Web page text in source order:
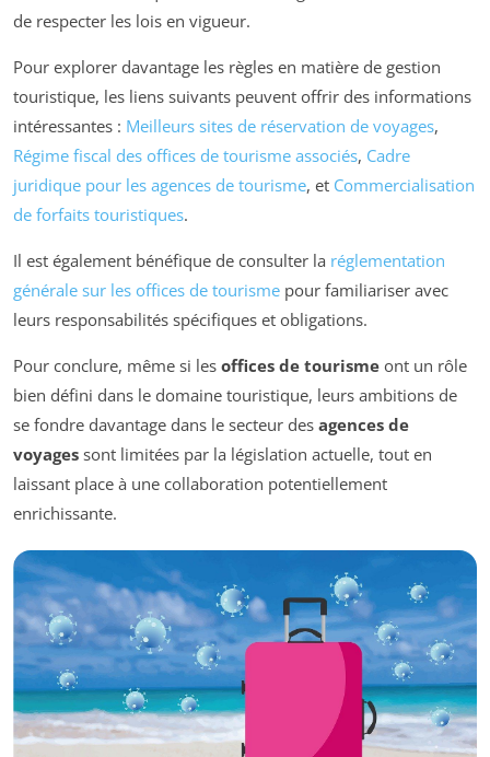
de respecter les lois en vigueur.
Pour explorer davantage les règles en matière de gestion
touristique, les liens suivants peuvent offrir des informations
intéressantes : Meilleurs sites de réservation de voyages,
Régime fiscal des offices de tourisme associés, Cadre
juridique pour les agences de tourisme, et Commercialisation
de forfaits touristiques.
Il est également bénéfique de consulter la réglementation
générale sur les offices de tourisme pour familiariser avec
leurs responsabilités spécifiques et obligations.
Pour conclure, même si les offices de tourisme ont un rôle
bien défini dans le domaine touristique, leurs ambitions de
se fondre davantage dans le secteur des agences de
voyages sont limitées par la législation actuelle, tout en
laissant place à une collaboration potentiellement
enrichissante.